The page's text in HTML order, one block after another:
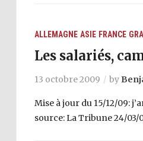
ALLEMAGNE ASIE FRANCE
Les salariés,
13 octobre 2009 by
Mise à jour du 15/12/09:
source: La Tribune 24/03/